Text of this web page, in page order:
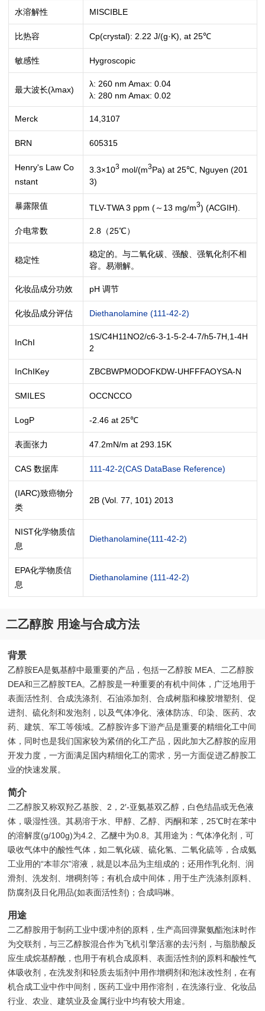
水溶解性 MISCIBLE
比热容 Cp(crystal): 2.22 J/(g·K), at 25℃
敏感性 Hygroscopic
最大波长(λmax)
λ: 260 nm Amax: 0.04
λ: 280 nm Amax: 0.02
Merck 14,3107
BRN 605315
Henry's Law Co
nstant
3.3×103mol/(m3Pa) at 25℃, Nguyen (201
3)
暴露限值 TLV-TWA 3 ppm (～13 mg/m3) (ACGIH).
介电常数 2.8（25℃）
稳定性
稳定的。与二氧化碳、强酸、强氧化剂不相
容。易潮解。
化妆品成分功效 pH 调节
化妆品成分评估 Diethanolamine (111-42-2)
InChI
1S/C4H11NO2/c6-3-1-5-2-4-7/h5-7H,1-4H
2
InChIKey ZBCBWPMODOFKDW-UHFFFAOYSA-N
SMILES OCCNCCO
LogP -2.46 at 25℃
表面张力 47.2mN/m at 293.15K
CAS 数据库 111-42-2(CAS DataBase Reference)
(IARC)致癌物分
类
2B (Vol. 77, 101) 2013
NIST化学物质信
息
Diethanolamine(111-42-2)
EPA化学物质信
息
Diethanolamine (111-42-2)
二乙醇胺 用途与合成方法
背景
乙醇胺EA是氨基醇中最重要的产品，包括一乙醇胺 MEA、二乙醇胺
DEA和三乙醇胺TEA。乙醇胺是一种重要的有机中间体，广泛地用于
表面活性剂、合成洗涤剂、石油添加剂、合成树脂和橡胶增塑剂、促
进剂、硫化剂和发泡剂，以及气体净化、液体防冻、印染、医药、农
药、建筑、军工等领域。乙醇胺许多下游产品是重要的精细化工中间
体，同时也是我们国家较为紧俏的化工产品，因此加大乙醇胺的应用
开发力度，一方面满足国内精细化工的需求，另一方面促进乙醇胺工
业的快速发展。
简介
二乙醇胺又称双羟乙基胺、2，2′-亚氨基双乙醇，白色结晶或无色液
体，吸湿性强。其易溶于水、甲醇、乙醇、丙酮和苯，25℃时在苯中
的溶解度(g/100g)为4.2、乙醚中为0.8。其用途为：气体净化剂，可
吸收气体中的酸性气体，如二氧化碳、硫化氢、二氧化硫等，合成氨
工业用的“本菲尔”溶液，就是以本品为主组成的；还用作乳化剂、润
滑剂、洗发剂、增稠剂等；有机合成中间体，用于生产洗涤剂原料、
防腐剂及日化用品(如表面活性剂)；合成吗啉。
用途
二乙醇胺用于制药工业中缓冲剂的原料，生产高回弹聚氨酯泡沫时作
为交联剂，与三乙醇胺混合作为飞机引擎活塞的去污剂，与脂肪酸反
应生成烷基醇酰，也用于有机合成原料、表面活性剂的原料和酸性气
体吸收剂，在洗发剂和轻质去垢剂中用作增稠剂和泡沫改性剂，在有
机合成工业中作中间剂，医药工业中用作溶剂，在洗涤行业、化妆品
行业、农业、建筑业及金属行业中均有较大用途。